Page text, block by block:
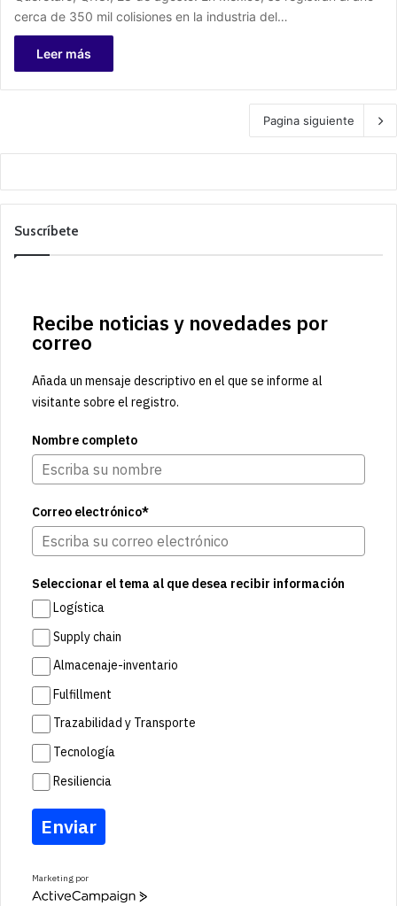
cerca de 350 mil colisiones en la industria del…
Leer más
Pagina siguiente
Suscríbete
Recibe noticias y novedades por
correo
Añada un mensaje descriptivo en el que se informe al
visitante sobre el registro.
Nombre completo
Correo electrónico*
Seleccionar el tema al que desea recibir información
Logística
Supply chain
Almacenaje-inventario
Fulfillment
Trazabilidad y Transporte
Tecnología
Resiliencia
Enviar
Marketing por
A